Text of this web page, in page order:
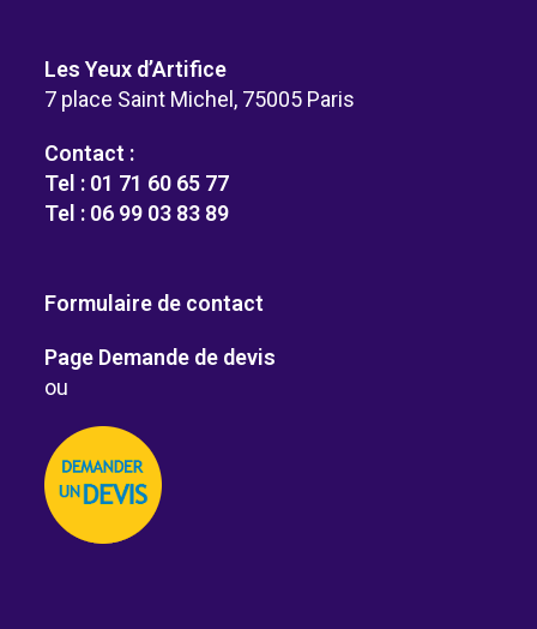
Les Yeux d’Artifice
7 place Saint Michel, 75005 Paris
Contact :
Tel : 01 71 60 65 77
Tel : 06 99 03 83 89
Formulaire de contact
Page Demande de devis
ou